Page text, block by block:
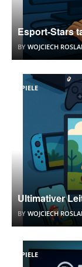
Esport-Stars
BY WOJCIECH
SPIELE
Ultimativer
BY WOJCIECH
SPIELE